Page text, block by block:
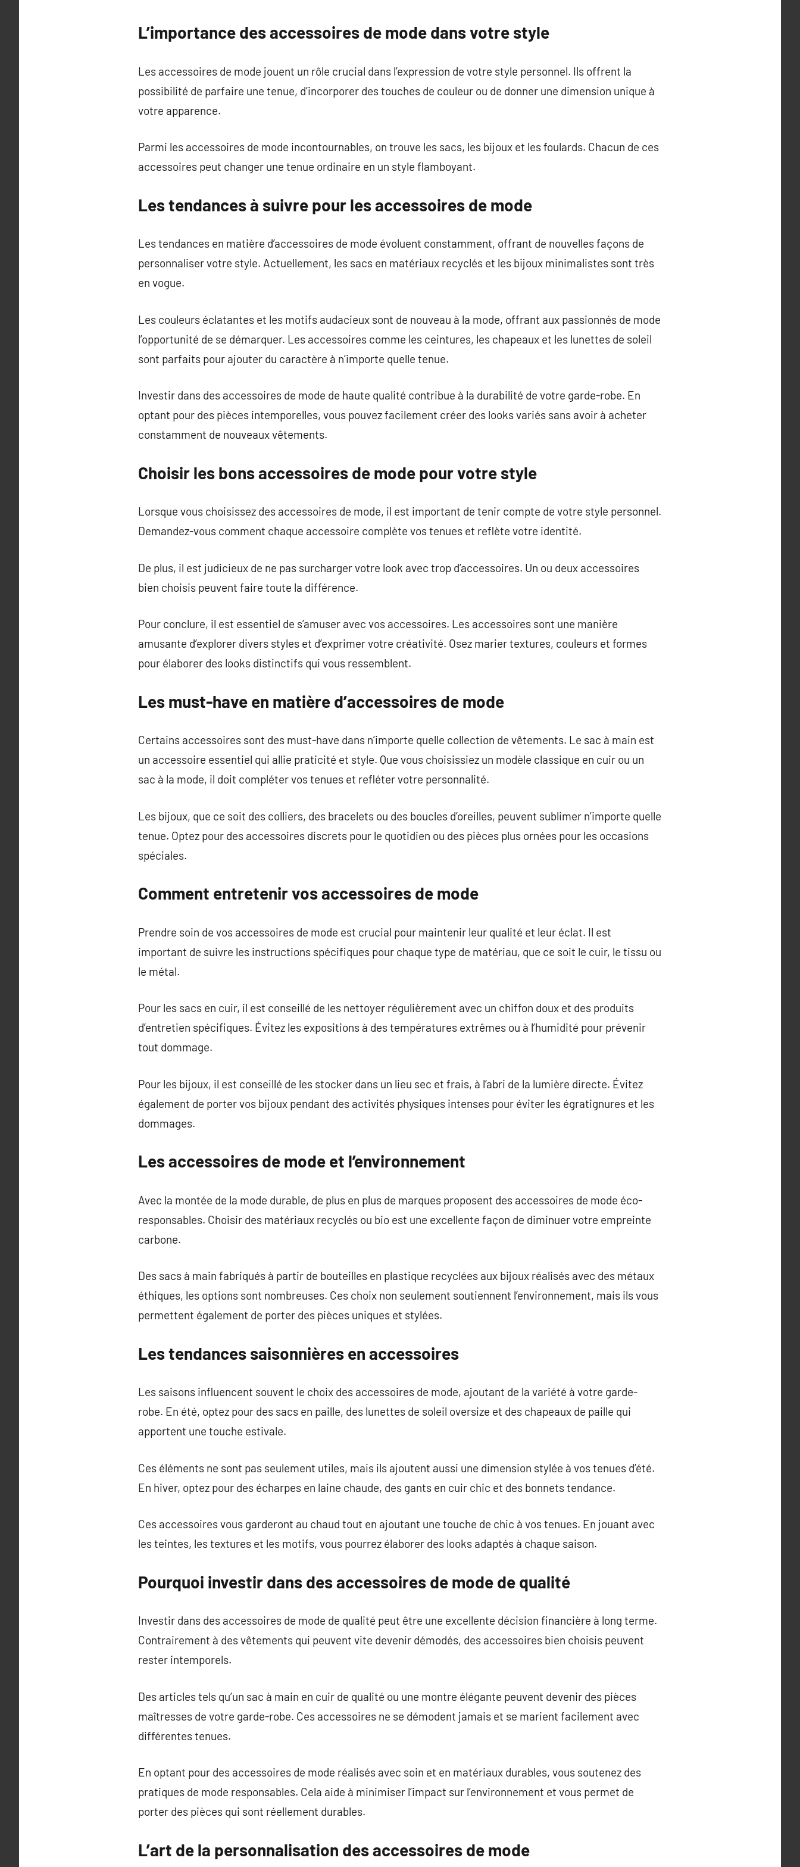
L’importance des accessoires de mode dans votre style
Les accessoires de mode jouent un rôle crucial dans l’expression de votre style personnel. Ils offrent la
possibilité de parfaire une tenue, d’incorporer des touches de couleur ou de donner une dimension unique à
votre apparence.
Parmi les accessoires de mode incontournables, on trouve les sacs, les bijoux et les foulards. Chacun de ces
accessoires peut changer une tenue ordinaire en un style flamboyant.
Les tendances à suivre pour les accessoires de mode
Les tendances en matière d’accessoires de mode évoluent constamment, offrant de nouvelles façons de
personnaliser votre style. Actuellement, les sacs en matériaux recyclés et les bijoux minimalistes sont très
en vogue.
Les couleurs éclatantes et les motifs audacieux sont de nouveau à la mode, offrant aux passionnés de mode
l’opportunité de se démarquer. Les accessoires comme les ceintures, les chapeaux et les lunettes de soleil
sont parfaits pour ajouter du caractère à n’importe quelle tenue.
Investir dans des accessoires de mode de haute qualité contribue à la durabilité de votre garde-robe. En
optant pour des pièces intemporelles, vous pouvez facilement créer des looks variés sans avoir à acheter
constamment de nouveaux vêtements.
Choisir les bons accessoires de mode pour votre style
Lorsque vous choisissez des accessoires de mode, il est important de tenir compte de votre style personnel.
Demandez-vous comment chaque accessoire complète vos tenues et reflète votre identité.
De plus, il est judicieux de ne pas surcharger votre look avec trop d’accessoires. Un ou deux accessoires
bien choisis peuvent faire toute la différence.
Pour conclure, il est essentiel de s’amuser avec vos accessoires. Les accessoires sont une manière
amusante d’explorer divers styles et d’exprimer votre créativité. Osez marier textures, couleurs et formes
pour élaborer des looks distinctifs qui vous ressemblent.
Les must-have en matière d’accessoires de mode
Certains accessoires sont des must-have dans n’importe quelle collection de vêtements. Le sac à main est
un accessoire essentiel qui allie praticité et style. Que vous choisissiez un modèle classique en cuir ou un
sac à la mode, il doit compléter vos tenues et refléter votre personnalité.
Les bijoux, que ce soit des colliers, des bracelets ou des boucles d’oreilles, peuvent sublimer n’importe quelle
tenue. Optez pour des accessoires discrets pour le quotidien ou des pièces plus ornées pour les occasions
spéciales.
Comment entretenir vos accessoires de mode
Prendre soin de vos accessoires de mode est crucial pour maintenir leur qualité et leur éclat. Il est
important de suivre les instructions spécifiques pour chaque type de matériau, que ce soit le cuir, le tissu ou
le métal.
Pour les sacs en cuir, il est conseillé de les nettoyer régulièrement avec un chiffon doux et des produits
d’entretien spécifiques. Évitez les expositions à des températures extrêmes ou à l’humidité pour prévenir
tout dommage.
Pour les bijoux, il est conseillé de les stocker dans un lieu sec et frais, à l’abri de la lumière directe. Évitez
également de porter vos bijoux pendant des activités physiques intenses pour éviter les égratignures et les
dommages.
Les accessoires de mode et l’environnement
Avec la montée de la mode durable, de plus en plus de marques proposent des accessoires de mode éco-
responsables. Choisir des matériaux recyclés ou bio est une excellente façon de diminuer votre empreinte
carbone.
Des sacs à main fabriqués à partir de bouteilles en plastique recyclées aux bijoux réalisés avec des métaux
éthiques, les options sont nombreuses. Ces choix non seulement soutiennent l’environnement, mais ils vous
permettent également de porter des pièces uniques et stylées.
Les tendances saisonnières en accessoires
Les saisons influencent souvent le choix des accessoires de mode, ajoutant de la variété à votre garde-
robe. En été, optez pour des sacs en paille, des lunettes de soleil oversize et des chapeaux de paille qui
apportent une touche estivale.
Ces éléments ne sont pas seulement utiles, mais ils ajoutent aussi une dimension stylée à vos tenues d’été.
En hiver, optez pour des écharpes en laine chaude, des gants en cuir chic et des bonnets tendance.
Ces accessoires vous garderont au chaud tout en ajoutant une touche de chic à vos tenues. En jouant avec
les teintes, les textures et les motifs, vous pourrez élaborer des looks adaptés à chaque saison.
Pourquoi investir dans des accessoires de mode de qualité
Investir dans des accessoires de mode de qualité peut être une excellente décision financière à long terme.
Contrairement à des vêtements qui peuvent vite devenir démodés, des accessoires bien choisis peuvent
rester intemporels.
Des articles tels qu’un sac à main en cuir de qualité ou une montre élégante peuvent devenir des pièces
maîtresses de votre garde-robe. Ces accessoires ne se démodent jamais et se marient facilement avec
différentes tenues.
En optant pour des accessoires de mode réalisés avec soin et en matériaux durables, vous soutenez des
pratiques de mode responsables. Cela aide à minimiser l’impact sur l’environnement et vous permet de
porter des pièces qui sont réellement durables.
L’art de la personnalisation des accessoires de mode